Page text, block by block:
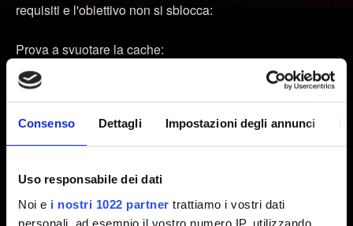
Consenso Dettagli Impostazioni degli annunci
Uso responsabile dei dati
Noi e i nostri 1022 partner trattiamo i vostri dati
personali, ad esempio il vostro numero IP, utilizzando
requisiti e l'obiettivo non si sblocca:
Prova a svuotare la cache:
Premi il pulsante Guida sul controller, vai in
Impostazioni > Impostazioni di sistema.
Seleziona Archivio.
sul controller (indipendentemente dal dispositivo di
archiviazione scelto, verrà cancellata la cache di tutti i